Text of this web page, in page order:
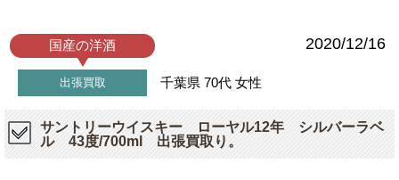
国産の洋酒 2020/12/16
出張買取 千葉県 70代 女性
サントリーウイスキー ローヤル12年 シルバーラベ
ル 43度/700ml 出張買取り。